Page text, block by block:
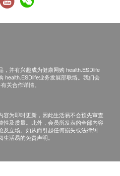
不受理。
并有兴趣成为健康网购 health.ESDlife
health.ESDlife业务发展部联络。我们会
关合作详情。
为即时更新，因此生活易不会预先审查
及质量。此外，会员所发表的全部内容
立场。如从而引起任何损失或法律纠
活易的免责声明。